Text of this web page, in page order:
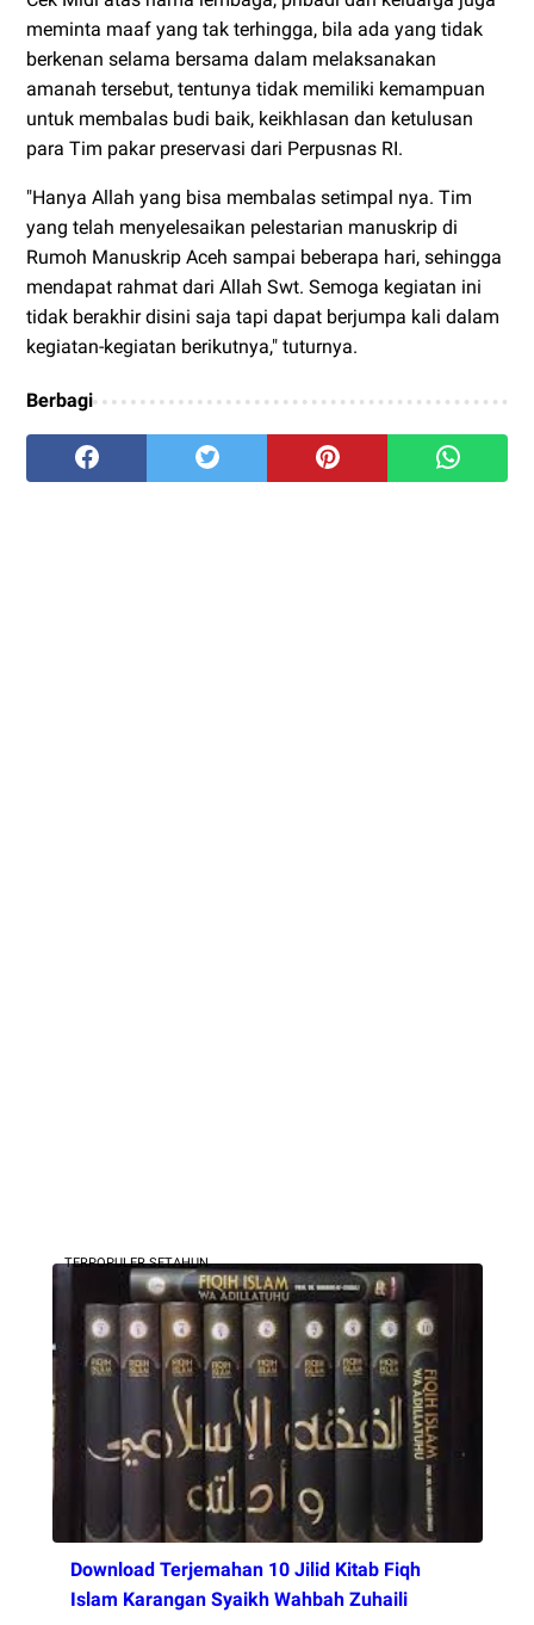
meminta maaf yang tak terhingga, bila ada yang tidak
berkenan selama bersama dalam melaksanakan
amanah tersebut, tentunya tidak memiliki kemampuan
untuk membalas budi baik, keikhlasan dan ketulusan
para Tim pakar preservasi dari Perpusnas RI.
"Hanya Allah yang bisa membalas setimpal nya. Tim
yang telah menyelesaikan pelestarian manuskrip di
Rumoh Manuskrip Aceh sampai beberapa hari, sehingga
mendapat rahmat dari Allah Swt. Semoga kegiatan ini
tidak berakhir disini saja tapi dapat berjumpa kali dalam
kegiatan-kegiatan berikutnya," tuturnya.
Berbagi
TERPOPULER SETAHUN
Download Terjemahan 10 Jilid Kitab Fiqh
Islam Karangan Syaikh Wahbah Zuhaili